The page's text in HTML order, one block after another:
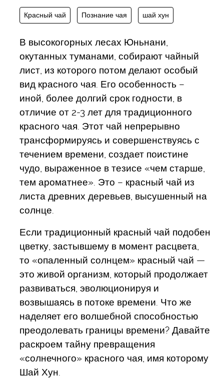
Красный чай Познание чая шай хун
В высокогорных лесах Юньнани,
окутанных туманами, собирают чайный
лист, из которого потом делают особый
вид красного чая. Его особенность –
иной, более долгий срок годности, в
отличие от 2-3 лет для традиционного
красного чая. Этот чай непрерывно
трансформируясь и совершенствуясь с
течением времени, создает поистине
чудо, выраженное в тезисе «чем старше,
тем ароматнее». Это – красный чай из
листа древних деревьев, высушенный на
солнце.
Если традиционный красный чай подобен
цветку, застывшему в момент расцвета,
то «опаленный солнцем» красный чай —
это живой организм, который продолжает
развиваться, эволюционируя и
возвышаясь в потоке времени. Что же
наделяет его волшебной способностью
преодолевать границы времени? Давайте
раскроем тайну превращения
«солнечного» красного чая, имя которому
Шай Хун.